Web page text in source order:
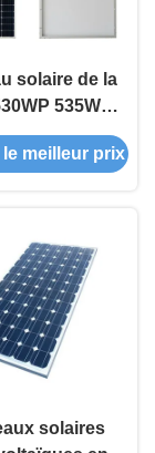
solaire de la
535WP
550WP
silicium
le meilleur prix
solaires